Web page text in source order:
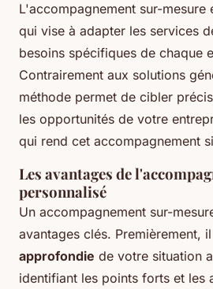
L'accompagnement sur-mesure
qui vise à adapter les services
besoins spécifiques de chaque
Contrairement aux solutions
méthode permet de cibler
les opportunités de votre
qui rend cet accompagnement
Les avantages de
personnalisé
Un accompagnement sur-
avantages clés. Premièrement,
approfondie de votre situation
identifiant les points forts et les